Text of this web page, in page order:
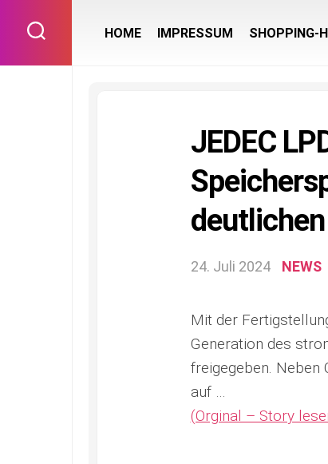
content
HOME IMPRESSUM SHOPPING-
JEDEC
24. Juli 2024 NEWS
Mit der
Generation des
freigegeben.
auf …
(Orginal – Story